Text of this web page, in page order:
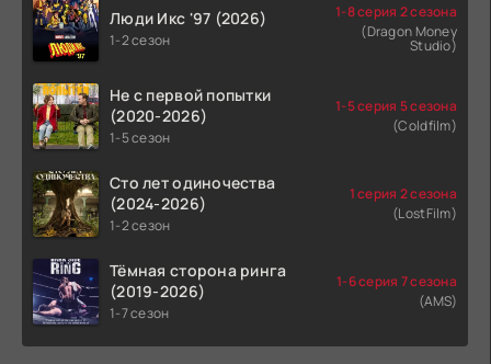
Люди Икс '97 (2026)
1-2 сезон
1-8 серия 2 сезона
(Dragon Money
Studio)
Не с первой попытки
(2020-2026)
1-5 сезон
1-5 серия 5 сезона
(Coldfilm)
Сто лет одиночества
(2024-2026)
1-2 сезон
1 серия 2 сезона
(LostFilm)
Тёмная сторона ринга
(2019-2026)
1-7 сезон
1-6 серия 7 сезона
(AMS)